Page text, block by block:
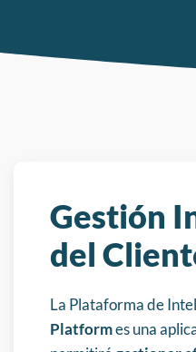
Gestión
del
La Plataforma de
Platformes una